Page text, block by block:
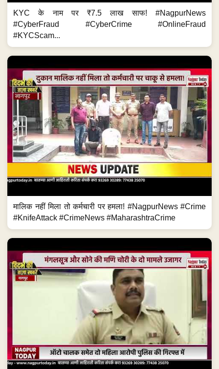
KYC के नाम पर ₹7.5 लाख साफ! #NagpurNews
#CyberFraud #CyberCrime #OnlineFraud
#KYCScam...
मालिक नहीं मिला तो कर्मचारी पर हमला! #NagpurNews #Crime
#KnifeAttack #CrimeNews #MaharashtraCrime